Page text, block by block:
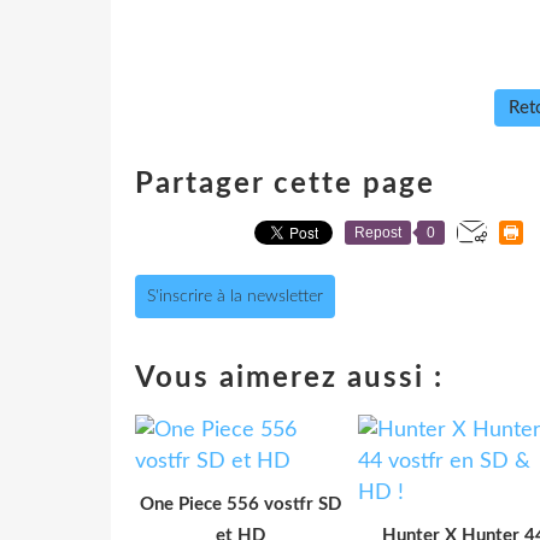
Partager cette page
Repost 0
S'inscrire à la newsletter
Vous aimerez aussi :
One Piece 556 vostfr SD
et HD
Hunter X Hunter